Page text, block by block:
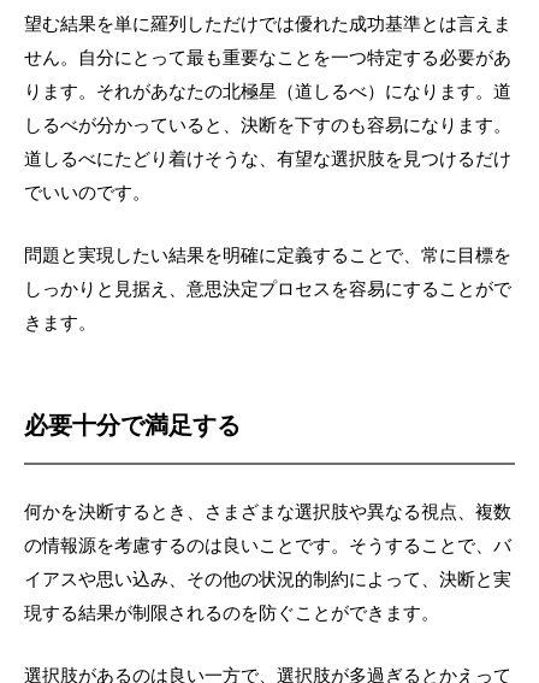
望む結果を単に羅列しただけでは優れた成功基準とは言えま
せん。自分にとって最も重要なことを一つ特定する必要があ
ります。それがあなたの北極星（道しるべ）になります。道
しるべが分かっていると、決断を下すのも容易になります。
道しるべにたどり着けそうな、有望な選択肢を見つけるだけ
でいいのです。
問題と実現したい結果を明確に定義することで、常に目標を
しっかりと見据え、意思決定プロセスを容易にすることがで
きます。
必要十分で満足する
何かを決断するとき、さまざまな選択肢や異なる視点、複数
の情報源を考慮するのは良いことです。そうすることで、バ
イアスや思い込み、その他の状況的制約によって、決断と実
現する結果が制限されるのを防ぐことができます。
選択肢があるのは良い一方で、選択肢が多過ぎるとかえって